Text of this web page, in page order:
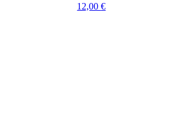
12,00€